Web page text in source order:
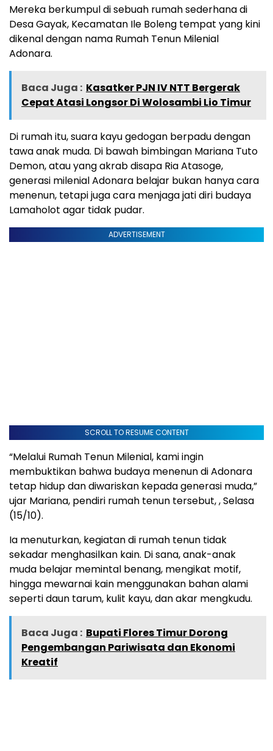
Mereka berkumpul di sebuah rumah sederhana di
Desa Gayak, Kecamatan Ile Boleng tempat yang kini
dikenal dengan nama Rumah Tenun Milenial
Adonara.
Baca Juga : Kasatker PJN IV NTT Bergerak
Cepat Atasi Longsor Di Wolosambi Lio Timur
Di rumah itu, suara kayu gedogan berpadu dengan
tawa anak muda. Di bawah bimbingan Mariana Tuto
Demon, atau yang akrab disapa Ria Atasoge,
generasi milenial Adonara belajar bukan hanya cara
menenun, tetapi juga cara menjaga jati diri budaya
Lamaholot agar tidak pudar.
ADVERTISEMENT
SCROLL TO RESUME CONTENT
“Melalui Rumah Tenun Milenial, kami ingin
membuktikan bahwa budaya menenun di Adonara
tetap hidup dan diwariskan kepada generasi muda,”
ujar Mariana, pendiri rumah tenun tersebut, , Selasa
(15/10).
Ia menuturkan, kegiatan di rumah tenun tidak
sekadar menghasilkan kain. Di sana, anak-anak
muda belajar memintal benang, mengikat motif,
hingga mewarnai kain menggunakan bahan alami
seperti daun tarum, kulit kayu, dan akar mengkudu.
Baca Juga : Bupati Flores Timur Dorong
Pengembangan Pariwisata dan Ekonomi
Kreatif